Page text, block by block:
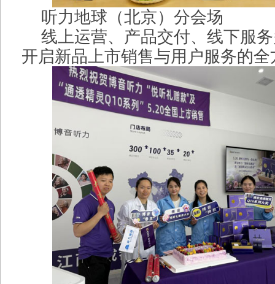
听力地球（北京）分会场
线上运营、产品交付、线下服
开启新品上市销售与用户服务的